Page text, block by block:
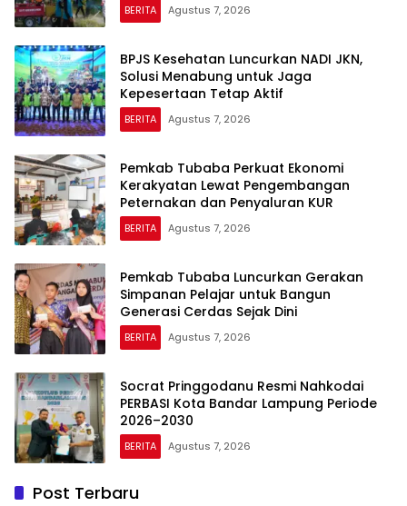
BERITA Agustus 7, 2026
BPJS Kesehatan Luncurkan NADI JKN,
Solusi Menabung untuk Jaga
Kepesertaan Tetap Aktif
BERITA Agustus 7, 2026
Pemkab Tubaba Perkuat Ekonomi
Kerakyatan Lewat Pengembangan
Peternakan dan Penyaluran KUR
BERITA Agustus 7, 2026
Pemkab Tubaba Luncurkan Gerakan
Simpanan Pelajar untuk Bangun
Generasi Cerdas Sejak Dini
BERITA Agustus 7, 2026
Socrat Pringgodanu Resmi Nahkodai
PERBASI Kota Bandar Lampung Periode
2026–2030
BERITA Agustus 7, 2026
Post Terbaru